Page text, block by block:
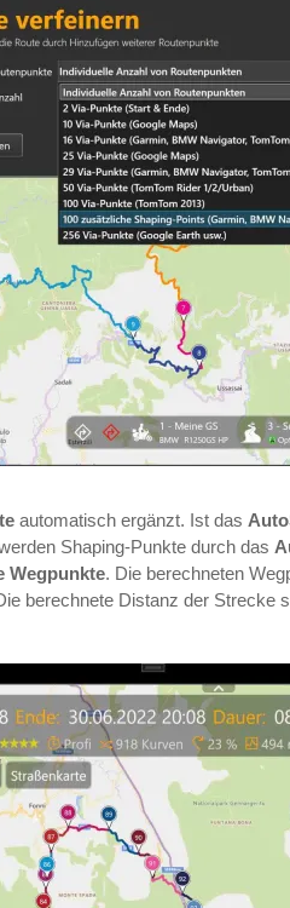
automatisch ergänzt. Ist das
Shaping-Punkte durch das
Wegpunkte. Die berechneten
berechnete Distanz der